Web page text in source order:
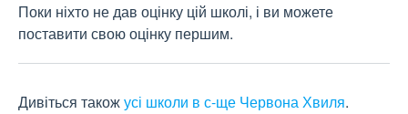
Поки ніхто не дав оцінку цій школі, і ви можете
поставити свою оцінку першим.
Дивіться такожусі школи в с-ще Червона Хвиля.